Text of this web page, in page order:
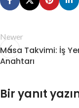
Newer
Masa Takvimi: İş
Anahtarı
Bir yanıt